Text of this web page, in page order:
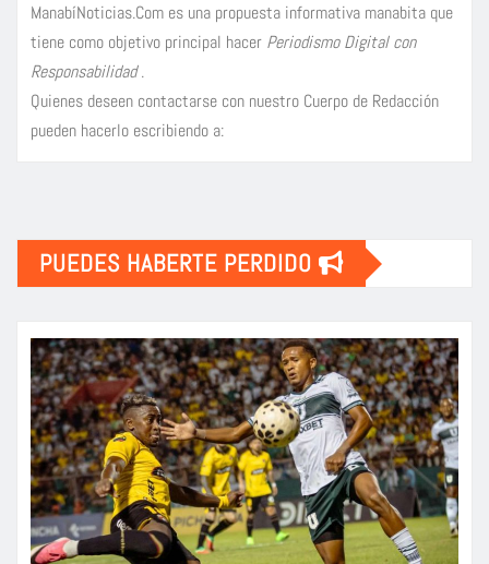
ManabíNoticias.Com es una propuesta informativa manabita que
tiene como objetivo principal hacer Periodismo Digital con
Responsabilidad.
Quienes deseen contactarse con nuestro Cuerpo de Redacción
pueden hacerlo escribiendo a:
PUEDES HABERTE PERDIDO